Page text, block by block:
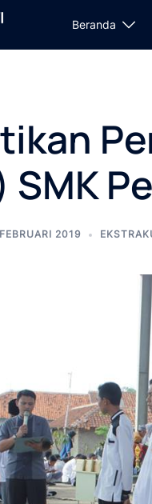
Beranda
SMK
2019